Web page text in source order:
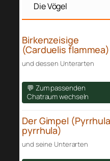
Die Vögel
Birkenzeisige
(Carduelis flammea)
und dessen Unterarten
💬 Zum passenden
Chatraum wechseln
Der Gimpel (Pyrrhula
pyrrhula)
und seine Unterarten